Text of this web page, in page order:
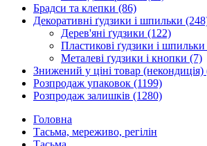
Брадси та клепки (86)
Декоративні ґудзики і шпильки
Дерев'яні ґудзики (122)
Пластикові ґудзики і шпильки
Металеві ґудзики і кнопки (7)
Знижений у ціні товар (некондиція)
Розпродаж упаковок (1199)
Розпродаж залишків (1280)
Головна
Тасьма, мереживо, регілін